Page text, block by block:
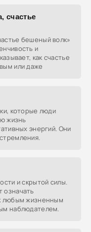
счастье
бешеный волк»
и
как счастье
или даже
которые люди
жизнь
энергий. Они
и скрытой силы.
означать
любым жизненным
наблюдателем.